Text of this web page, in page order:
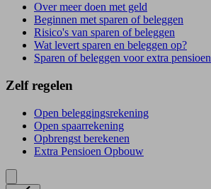
Over meer doen met geld
Beginnen met sparen of beleggen
Risico's van sparen of beleggen
Wat levert sparen en beleggen op?
Sparen of beleggen voor extra pensioen
Zelf regelen
Open beleggingsrekening
Open spaarrekening
Opbrengst berekenen
Extra Pensioen Opbouw